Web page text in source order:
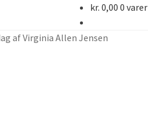
kr. 0,00 0 varer
af Virginia Allen Jensen